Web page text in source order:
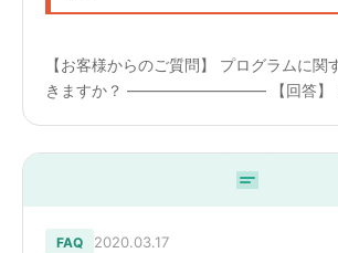
【お客様からのご質問】 プログラムに関
きますか？ ————————— 【回答】
FAQ 2020.03.17